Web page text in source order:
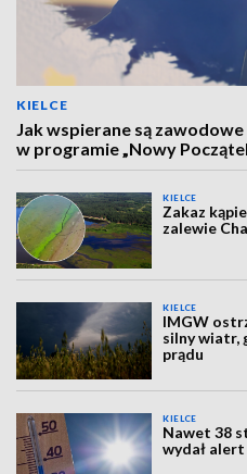
KIELCE
Jak wspierane są
w programie „Nowy
KIELCE
Zakaz
zalewie
KIELCE
IMGW
silny wiatr,
prądu
KIELCE
Nawet 38
wydał